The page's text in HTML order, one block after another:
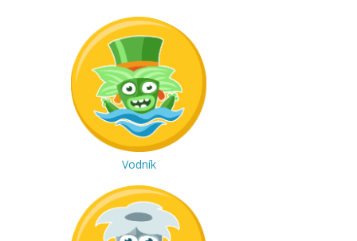
Vodník